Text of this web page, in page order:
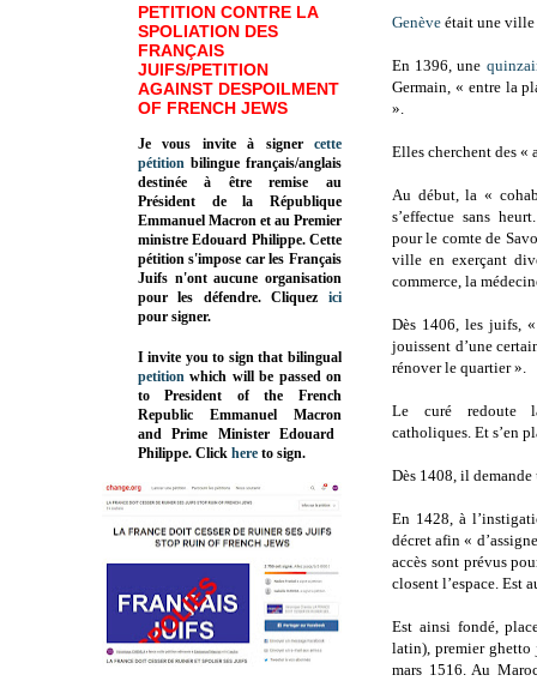
Genève était une ville
En 1396, une
Germain, « entre la
».
Elles cherchent des «
Au début, la «
s’effectue sans
pour le comte de
ville en exerçant
commerce, la
Dès 1406, les juifs,
jouissent d’une
rénover le quartier ».
Le curé redoute
catholiques. Et s’en
Dès 1408, il demande
En 1428, à
décret afin «
accès sont prévus
closent l’espace. Est
Est ainsi fondé,
latin), premier
mars 1516. Au
PETITION CONTRE LA
SPOLIATION DES
FRANÇAIS
JUIFS/PETITION
AGAINST DESPOILMENT
OF FRENCH JEWS
Je vous invite à signer cette
pétition bilingue français/anglais
destinée à être remise au
Président de la République
Emmanuel Macron et au Premier
ministre Edouard Philippe. Cette
pétition s'impose car les Français
Juifs n'ont aucune organisation
pour les défendre. Cliquez
ici
pour signer.
I invite you to sign that bilingual
petition which will be passed on
to President of the French
Republic Emmanuel Macron
and Prime MinisterEdouard
Philippe. Click here to sign.